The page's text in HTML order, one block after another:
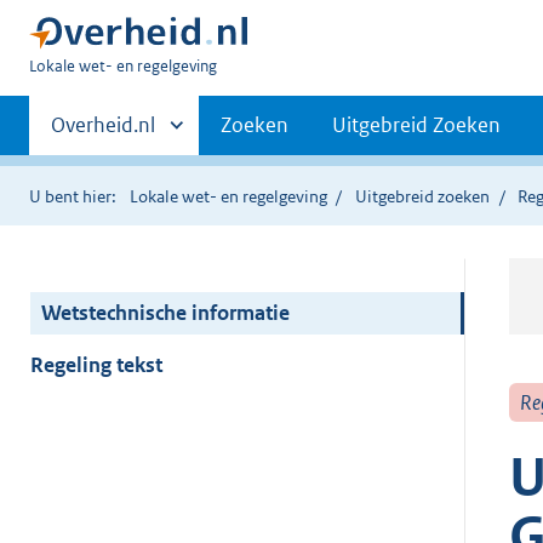
U
hier:
Lokale wet- en regelgeving
Primaire
navigatie
Andere
sites
binnen
Overheid.nl Zoeken Uitgebreid Zoeken
U bent hier: Lokale wet- en regelgeving Uitgebreid zoeken
Wetstechnische informatie
Regeling tekst